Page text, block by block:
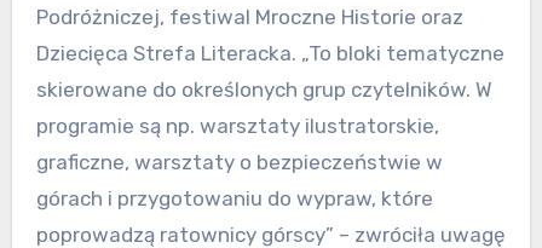
Podróżniczej, festiwal Mroczne Historie oraz
Dziecięca Strefa Literacka. „To bloki tematyczne
skierowane do określonych grup czytelników. W
programie są np. warsztaty ilustratorskie,
graficzne, warsztaty o bezpieczeństwie w
górach i przygotowaniu do wypraw, które
poprowadzą ratownicy górscy” – zwróciła uwagę